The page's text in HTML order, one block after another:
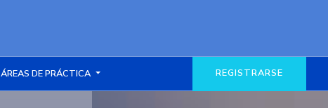
ÁREAS DE PRÁCTICA REGISTRARSE